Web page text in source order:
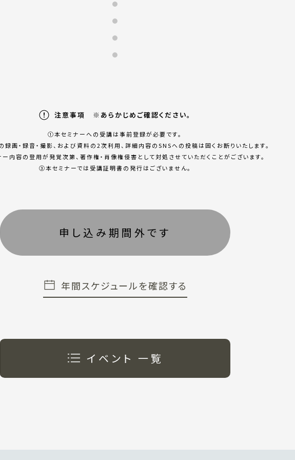
注意事項 ※あらかじめご確認ください。
①本セミナーへの受講は事前登録が必要です。
画・録⾳・撮影、および資料の2次利⽤、詳細内容のSNSへの投稿は固くお断りいたします。
ー内容の登⽤が発覚次第、著作権・肖像権侵害として対処させていただくことがございます。
③本セミナーでは受講証明書の発⾏はございません。
年間スケジュールを確認する
イベント 一覧